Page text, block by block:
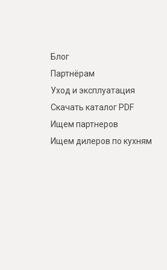
Блог
Партнёрам
Уход и эксплуатация
Скачать каталог PDF
Ищем партнеров
Ищем дилеров по кухням